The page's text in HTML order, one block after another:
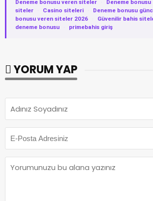
Deneme bonusu veren siteler · Deneme bonusu
siteler
· Casino siteleri · Deneme bonusu
bonusu veren siteler 2026
· Güvenilir bahis
deneme bonusu
· primebahis giriş
YORUM YAP